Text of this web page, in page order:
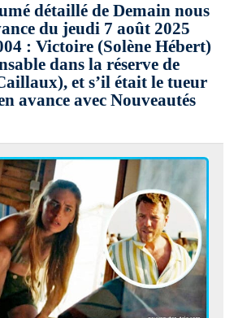
détaillé de Demain nous
du jeudi 7 août 2025
: Victoire (Solène Hébert)
dans la réserve de
et s’il était le tueur
avance avec Nouveautés